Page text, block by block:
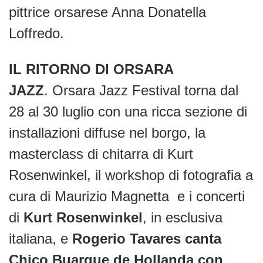
pittrice orsarese Anna Donatella
Loffredo.
IL RITORNO DI ORSARA
JAZZ. Orsara Jazz Festival torna dal
28 al 30 luglio con una ricca sezione di
installazioni diffuse nel borgo, la
masterclass di chitarra di Kurt
Rosenwinkel, il workshop di fotografia a
cura di Maurizio Magnetta e i concerti
di Kurt Rosenwinkel, in esclusiva
italiana, e Rogerio Tavares canta